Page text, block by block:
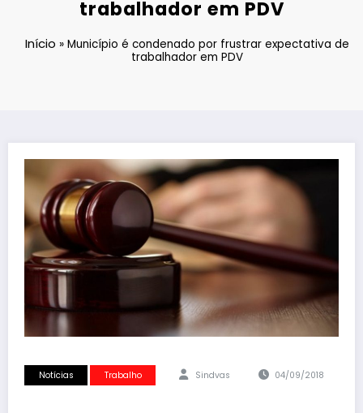
trabalhador em PDV
Início » Município é condenado por frustrar expectativa de
trabalhador em PDV
Notícias Trabalho Sindvas 04/09/2018